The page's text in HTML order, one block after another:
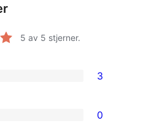
5 av 5 stjerner.
3
0